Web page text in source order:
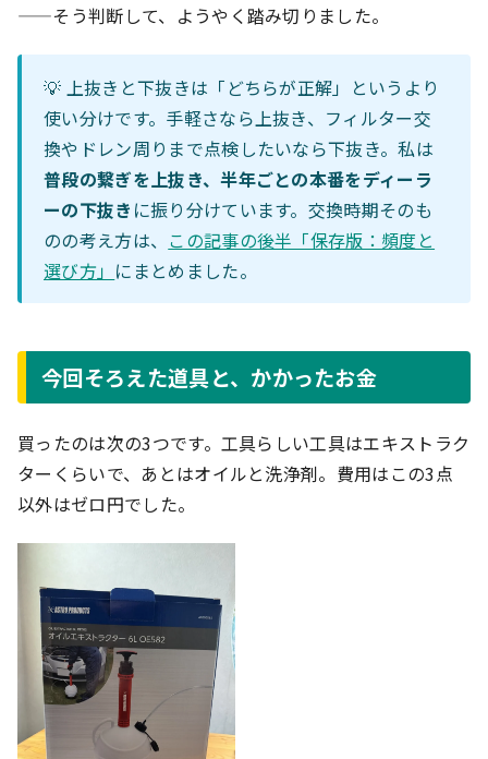
——そう判断して、ようやく踏み切りました。
💡 上抜きと下抜きは「どちらが正解」というより
使い分けです。手軽さなら上抜き、フィルター交
換やドレン周りまで点検したいなら下抜き。私は
普段の繋ぎを上抜き、半年ごとの本番をディーラ
ーの下抜き に振り分けています。交換時期そのも
のの考え方は、 この記事の後半「保存版：頻度と
選び方」 にまとめました。
今回そろえた道具と、かかったお金
買ったのは次の3つです。工具らしい工具はエキストラク
ターくらいで、あとはオイルと洗浄剤。費用はこの3点
以外はゼロ円でした。